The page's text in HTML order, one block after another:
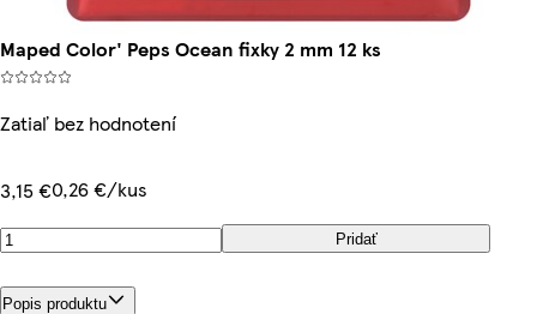
Maped Color' Peps Ocean fixky 2 mm 12 ks
Zatiaľ bez hodnotení
3,15 €0,26 €/kus
Pridať
Popis produktu